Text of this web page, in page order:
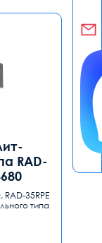
RAD-
35RPE
типа